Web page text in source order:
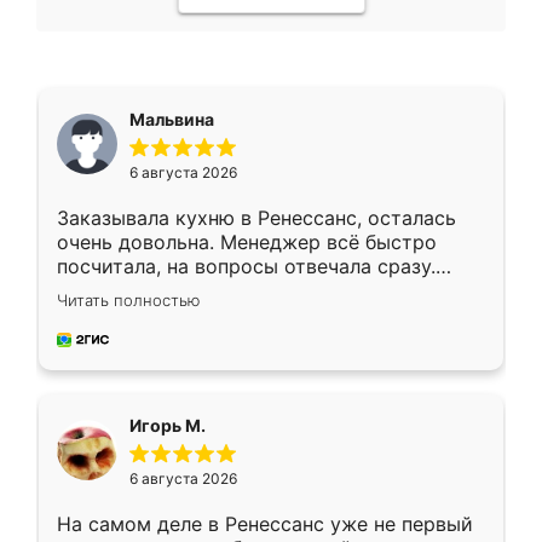
Мальвина
6 августа 2026
Заказывала кухню в Ренессанс, осталась
очень довольна. Менеджер всё быстро
посчитала, на вопросы отвечала сразу.
Замерщик приехал в субботу, подошёл к
делу со всей ответственностью. Собрали
за день, ребята работали аккуратно, даже
Читать полностью
Игорь М.
6 августа 2026
На самом деле в Ренессанс уже не первый